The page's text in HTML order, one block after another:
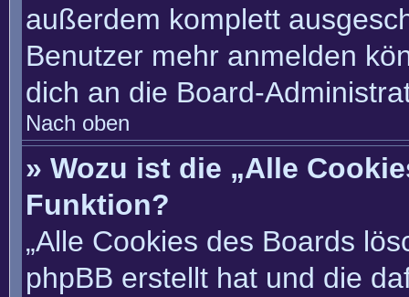
außerdem komplett
Benutzer mehr anmelden
dich an die Board-
Nach oben
» Wozu ist die „Alle
Funktion?
„Alle Cookies des Boards
phpBB erstellt hat und die